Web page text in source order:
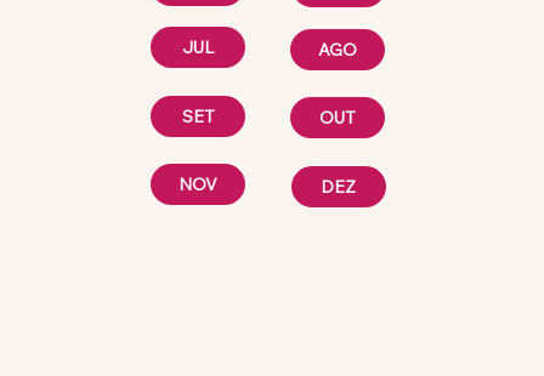
JUL AGO
SET OUT
NOV DEZ